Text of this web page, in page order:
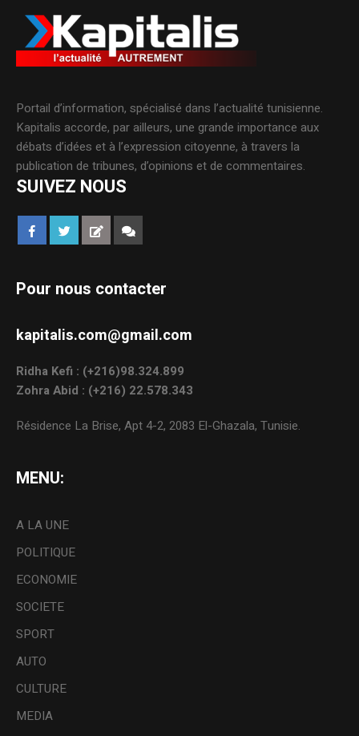
Portail d’information, spécialisé dans l’actualité tunisienne.
Kapitalis accorde, par ailleurs, une grande importance aux
débats d’idées et à l’expression citoyenne, à travers la
publication de tribunes, d’opinions et de commentaires.
SUIVEZ NOUS
Pour nous contacter
kapitalis.com@gmail.com
Ridha Kefi : (+216)98.324.899
Zohra Abid : (+216) 22.578.343
Résidence La Brise, Apt 4-2, 2083 El-Ghazala, Tunisie.
MENU:
A LA UNE
POLITIQUE
ECONOMIE
SOCIETE
SPORT
AUTO
CULTURE
MEDIA